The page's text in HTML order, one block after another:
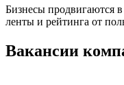
Бизнесы продвигаются
ленты и рейтинга от
Вакансии